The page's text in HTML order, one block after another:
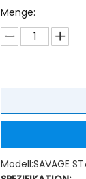
Menge:
Modell:SAVAGE